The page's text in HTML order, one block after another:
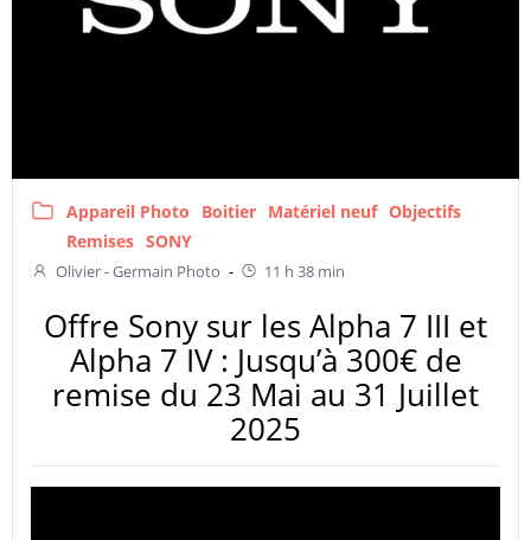
Appareil Photo Boitier Matériel neuf Objectifs
Remises SONY
Olivier - Germain Photo - 11 h 38 min
Offre Sony sur les Alpha 7 III et
Alpha 7 IV : Jusqu’à 300€ de
remise du 23 Mai au 31 Juillet
2025